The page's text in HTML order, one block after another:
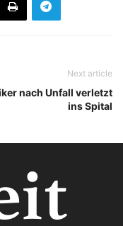
Next article
nach Unfall verletzt
ins Spital